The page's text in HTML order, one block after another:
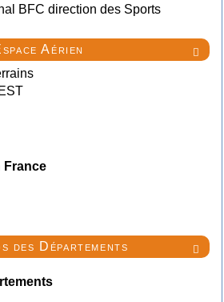
BFC direction des Sports

Aérien
France

des Départements